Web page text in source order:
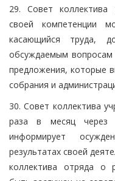
29. Совет коллектива
своей компетенции
касающийся труда,
обсуждаемым вопросам
предложения, которые
собрания и
30. Совет коллектива
раза в месяц через
информирует
результатах своей
коллектива отряда о